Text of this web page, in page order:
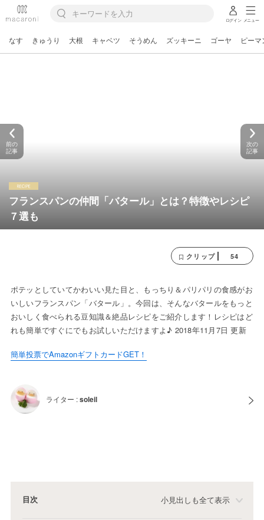
ログイン メニュー
なす きゅうり 大根 キャベツ そうめん ズッキーニ ゴーヤ ピーマ
フランスパンの仲間「バタール」とは？特徴やレシピ
７選も
前の
記事
次の
記事
クリップ 54
ポテッとしていてかわいい見た目と、もっちり＆パリパリの食感がお
いしいフランスパン「バタール」。今回は、そんなバタールをもっと
おいしく食べられる豆知識＆絶品レシピをご紹介します！レシピはど
れも簡単ですぐにでもお試しいただけますよ♪ 2018年11月7日 更新
簡単投票でAmazonギフトカードGET！
ライター :soleil
目次 小見出しも全て表示